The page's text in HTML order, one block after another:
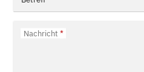
Nachricht